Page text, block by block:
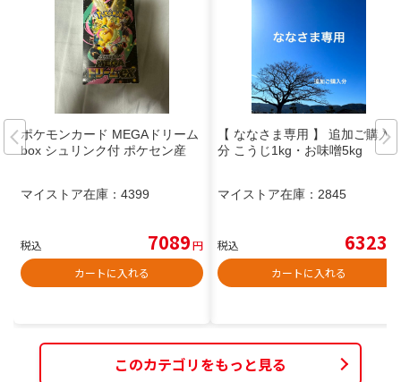
ポケモンカード MEGAドリーム
box シュリンク付 ポケセン産
マイストア在庫： 4399
税込 7089円
カートに入れる
【 ななさま専用 】 追加ご購入
分 こうじ1kg・お味噌5kg
マイストア在庫： 2845
税込 6323
カートに入れる
このカテゴリをもっと見る